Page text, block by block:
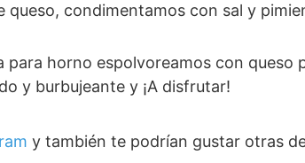
y burbujeante y ¡A disfrutar!
y también te podrían gustar otras